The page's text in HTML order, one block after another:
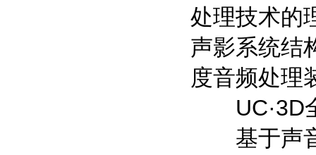
处理技术的
声影系统结
度音频处理
UC·3D
基于声音